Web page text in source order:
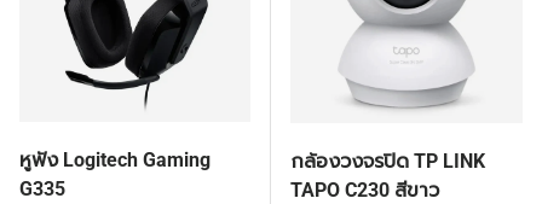
หูฟัง Logitech Gaming
G335
กล้องวงจรปิด TP LINK
TAPO C230 สีขาว